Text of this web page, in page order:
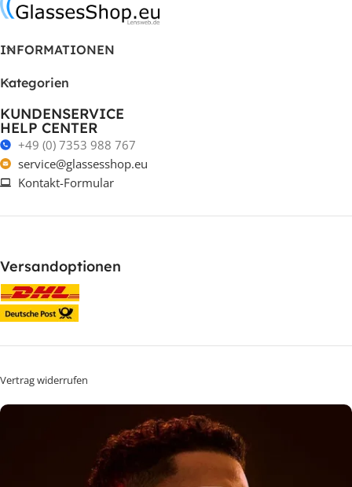
INFORMATIONEN
Kategorien
KUNDENSERVICE
HELP CENTER
+49 (0) 7353 988 767
service@glassesshop.eu
Kontakt-Formular
Versandoptionen
Vertrag widerrufen